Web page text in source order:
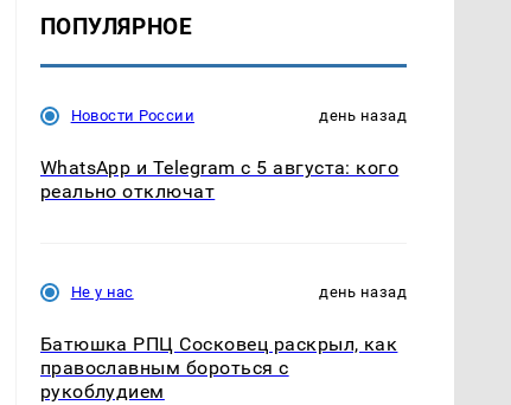
ПОПУЛЯРНОЕ
Новости России день назад
WhatsApp и Telegram с 5 августа: кого
реально отключат
Не у нас день назад
Батюшка РПЦ Сосковец раскрыл, как
православным бороться с
рукоблудием